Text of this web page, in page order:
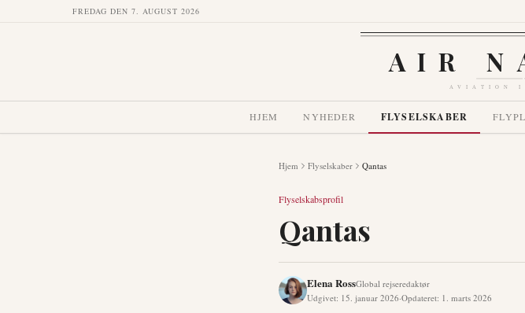
FREDAG DEN 7. AUGUST 2026
AIR
AVIATION
HJEM NYHEDER FLYSELSKABER
Hjem Flyselskaber Qantas
Flyselskabsprofil
Qantas
Elena RossGlobal rejseredaktør
Udgivet: 15. januar 2026·Opdateret: 1. marts 2026